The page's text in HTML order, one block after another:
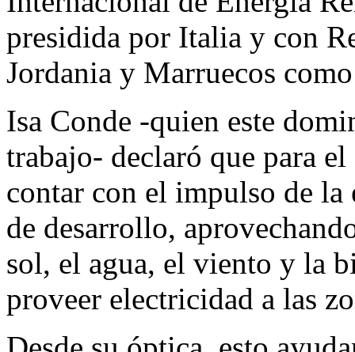
presidida por Italia y con
Jordania y Marruecos
Isa Conde -quien este
trabajo- declaró que para
contar con el impulso de la
de desarrollo,
sol, el agua, el viento y la
proveer electricidad a las